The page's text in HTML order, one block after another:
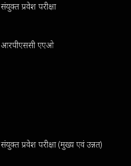
संयुक्त प्रवेश परीक्षा
आरपीएससी एएओ
संयुक्त प्रवेश परीक्षा (मुख्य एवं उन्नत)